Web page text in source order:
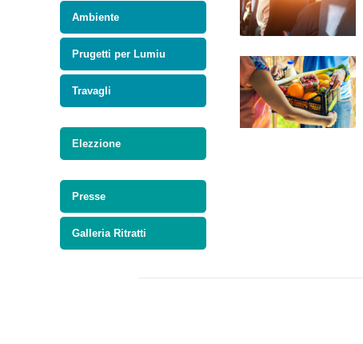
Ambiente
Prugetti per Lumiu
Travagli
Elezzione
Presse
Galleria Ritratti